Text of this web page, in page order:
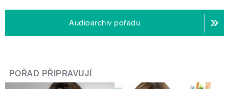
Audioarchiv pořadu
POŘAD PŘIPRAVUJÍ